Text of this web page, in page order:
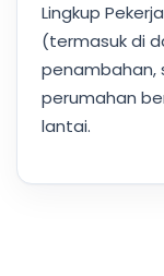
Lingkup
(termasuk di
penambahan,
perumahan
lantai.